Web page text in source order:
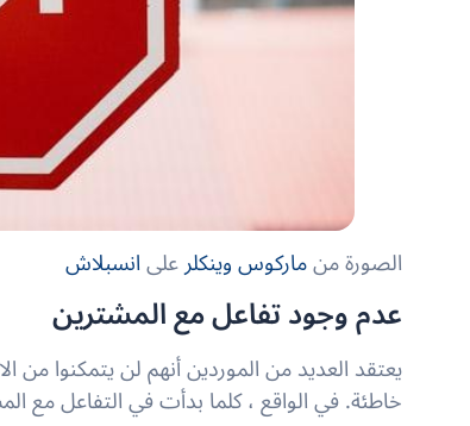
الصورة منماركوس وينكلرعلىانسبلاش
عدم وجود تفاعل مع المشترين
يعتقد العديد من الموردين أنهم لن يتمكنوا
خاطئة. في الواقع ، كلما بدأت في التفاعل